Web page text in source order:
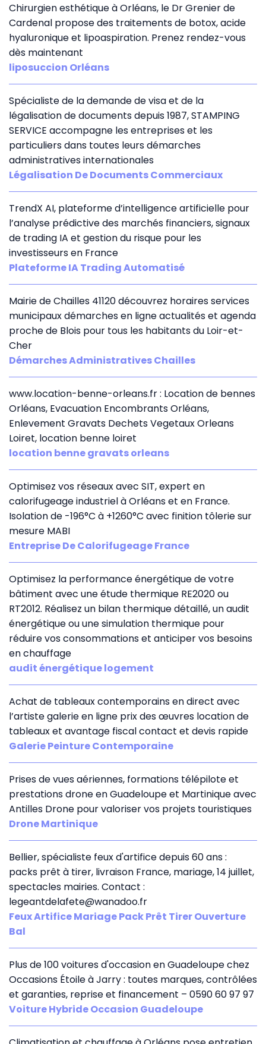
Chirurgien esthétique à Orléans, le Dr Grenier de
Cardenal propose des traitements de botox, acide
hyaluronique et lipoaspiration. Prenez rendez-vous
dès maintenant
liposuccion Orléans
Spécialiste de la demande de visa et de la
légalisation de documents depuis 1987, STAMPING
SERVICE accompagne les entreprises et les
particuliers dans toutes leurs démarches
administratives internationales
Légalisation De Documents Commerciaux
TrendX AI, plateforme d’intelligence artificielle pour
l’analyse prédictive des marchés financiers, signaux
de trading IA et gestion du risque pour les
investisseurs en France
Plateforme IA Trading Automatisé
Mairie de Chailles 41120 découvrez horaires services
municipaux démarches en ligne actualités et agenda
proche de Blois pour tous les habitants du Loir-et-
Cher
Démarches Administratives Chailles
www.location-benne-orleans.fr : Location de bennes
Orléans, Evacuation Encombrants Orléans,
Enlevement Gravats Dechets Vegetaux Orleans
Loiret, location benne loiret
location benne gravats orleans
Optimisez vos réseaux avec SIT, expert en
calorifugeage industriel à Orléans et en France.
Isolation de -196°C à +1260°C avec finition tôlerie sur
mesure MABI
Entreprise De Calorifugeage France
Optimisez la performance énergétique de votre
bâtiment avec une étude thermique RE2020 ou
RT2012. Réalisez un bilan thermique détaillé, un audit
énergétique ou une simulation thermique pour
réduire vos consommations et anticiper vos besoins
en chauffage
audit énergétique logement
Achat de tableaux contemporains en direct avec
l’artiste galerie en ligne prix des œuvres location de
tableaux et avantage fiscal contact et devis rapide
Galerie Peinture Contemporaine
Prises de vues aériennes, formations télépilote et
prestations drone en Guadeloupe et Martinique avec
Antilles Drone pour valoriser vos projets touristiques
Drone Martinique
Bellier, spécialiste feux d'artifice depuis 60 ans :
packs prêt à tirer, livraison France, mariage, 14 juillet,
spectacles mairies. Contact :
legeantdelafete@wanadoo.fr
Feux Artifice Mariage Pack Prêt Tirer Ouverture
Bal
Plus de 100 voitures d'occasion en Guadeloupe chez
Occasions Étoile à Jarry : toutes marques, contrôlées
et garanties, reprise et financement – 0590 60 97 97
Voiture Hybride Occasion Guadeloupe